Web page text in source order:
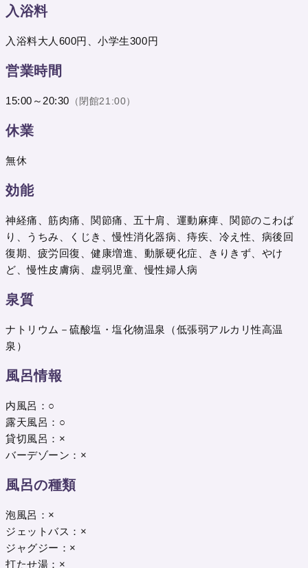
入浴料
入浴料大人600円、小学生300円
営業時間
15:00～20:30 （閉館21:00）
休業
無休
効能
神経痛、筋肉痛、関節痛、五十肩、運動麻痺、関節のこわば
り、うちみ、くじき、慢性消化器病、痔疾、冷え性、病後回
復期、疲労回復、健康増進、動脈硬化症、きりきず、やけ
ど、慢性皮膚病、虚弱児童、慢性婦人病
泉質
ナトリウム－硫酸塩・塩化物温泉（低張弱アルカリ性高温
泉）
風呂情報
内風呂：○
露天風呂：○
貸切風呂：×
バーデゾーン：×
風呂の種類
泡風呂：×
ジェットバス：×
ジャグジー：×
打たせ湯：×